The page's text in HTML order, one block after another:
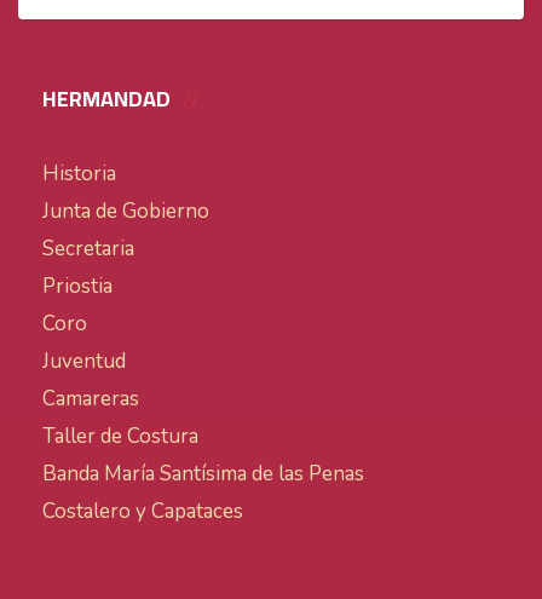
HERMANDAD
Historia
Junta de Gobierno
Secretaria
Priostia
Coro
Juventud
Camareras
Taller de Costura
Banda María Santísima de las Penas
Costalero y Capataces